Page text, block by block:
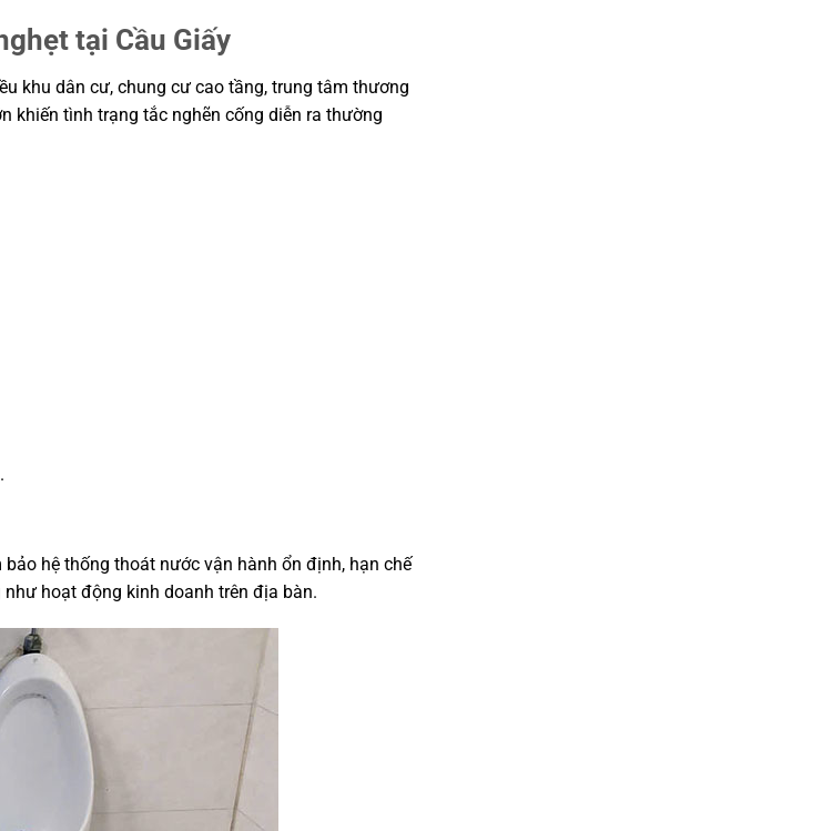
tại Cầu Giấy
khu dân cư, chung cư cao tầng, trung tâm thương
khiến tình trạng tắc nghẽn cống diễn ra thường
hệ thống thoát nước vận hành ổn định, hạn chế
hoạt động kinh doanh trên địa bàn.